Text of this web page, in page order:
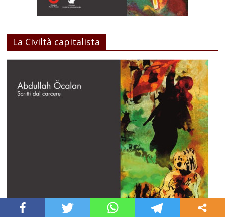
La Civiltà capitalista